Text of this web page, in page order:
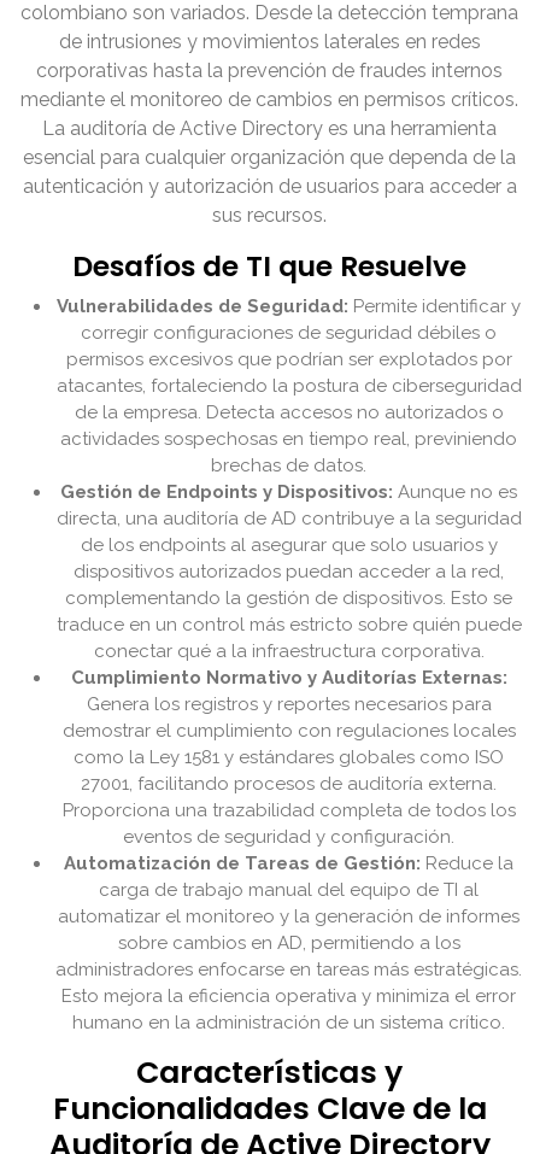
colombiano son variados. Desde la detección temprana
de intrusiones y movimientos laterales en redes
corporativas hasta la prevención de fraudes internos
mediante el monitoreo de cambios en permisos críticos.
La auditoría de Active Directory es una herramienta
esencial para cualquier organización que dependa de la
autenticación y autorización de usuarios para acceder a
sus recursos.
Desafíos de TI que Resuelve
Vulnerabilidades de Seguridad: Permite identificar y
corregir configuraciones de seguridad débiles o
permisos excesivos que podrían ser explotados por
atacantes, fortaleciendo la postura de ciberseguridad
de la empresa. Detecta accesos no autorizados o
actividades sospechosas en tiempo real, previniendo
brechas de datos.
Gestión de Endpoints y Dispositivos: Aunque no es
directa, una auditoría de AD contribuye a la seguridad
de los endpoints al asegurar que solo usuarios y
dispositivos autorizados puedan acceder a la red,
complementando la gestión de dispositivos. Esto se
traduce en un control más estricto sobre quién puede
conectar qué a la infraestructura corporativa.
Cumplimiento Normativo y Auditorías Externas:
Genera los registros y reportes necesarios para
demostrar el cumplimiento con regulaciones locales
como la Ley 1581 y estándares globales como ISO
27001, facilitando procesos de auditoría externa.
Proporciona una trazabilidad completa de todos los
eventos de seguridad y configuración.
Automatización de Tareas de Gestión: Reduce la
carga de trabajo manual del equipo de TI al
automatizar el monitoreo y la generación de informes
sobre cambios en AD, permitiendo a los
administradores enfocarse en tareas más estratégicas.
Esto mejora la eficiencia operativa y minimiza el error
humano en la administración de un sistema crítico.
Características y
Funcionalidades Clave de la
Auditoría de Active Directory